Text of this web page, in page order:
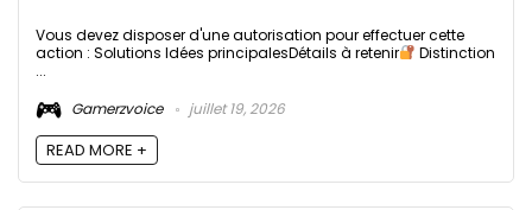
Vous devez disposer d'une autorisation pour effectuer cette
action​ : Solutions Idées principalesDétails à retenir
Distinction
...
Gamerzvoice
juillet 19, 2026
READ MORE +